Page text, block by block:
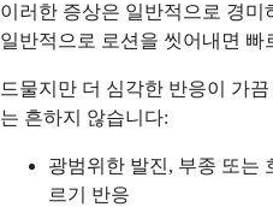
이러한 증상은 일반적으로 경
일반적으로 로션을 씻어내면 빠
드물지만 더 심각한 반응이 가
는 흔하지 않습니다:
광범위한 발진, 부종 또는
르기 반응